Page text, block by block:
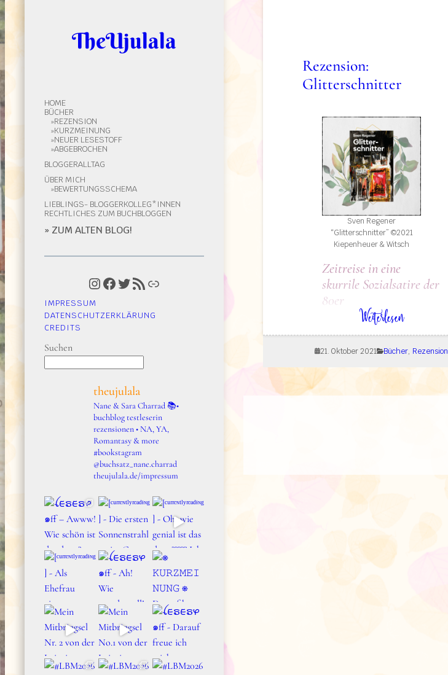
TheUjulala
HOME
BÜCHER
REZENSION
KURZMEINUNG
NEUER LESESTOFF
ABGEBROCHEN
BLOGGERALLTAG
ÜBER MICH
BEWERTUNGSSCHEMA
LIEBLINGS- BLOGGERKOLLEG*INNEN
RECHTLICHES ZUM BUCHBLOGGEN
» ZUM ALTEN BLOG!
Instagram Facebook Twitter RSS-Feed Link
IMPRESSUM
DATENSCHUTZERKLÄRUNG
CREDITS
Suchen
theujulala
Nane & Sara Charrad 📚•
buchblog testleserin
rezensionen • NA, YA,
Romantasy & more
#bookstagram
@buchsatz_nane.charrad
theujulala.de/impressum
Weiterlesen: Rezension: Glitterschnitter
Rezension:
Glitterschnitter
Sven Regener
“Glitterschnitter” ©2021
Kiepenheuer & Witsch
Zeitreise in eine
skurrile Sozialsatire der
80er
Der Autor Sven Regener ist
aber bisher hatte ich noch
nichts von ihm gelesen. Da ich
Auf schwarzem Hintergrund
sind sehr viele Ornamente,
Ranken und Tiere in hellen
21. Oktober 2021 Bücher, Rezension